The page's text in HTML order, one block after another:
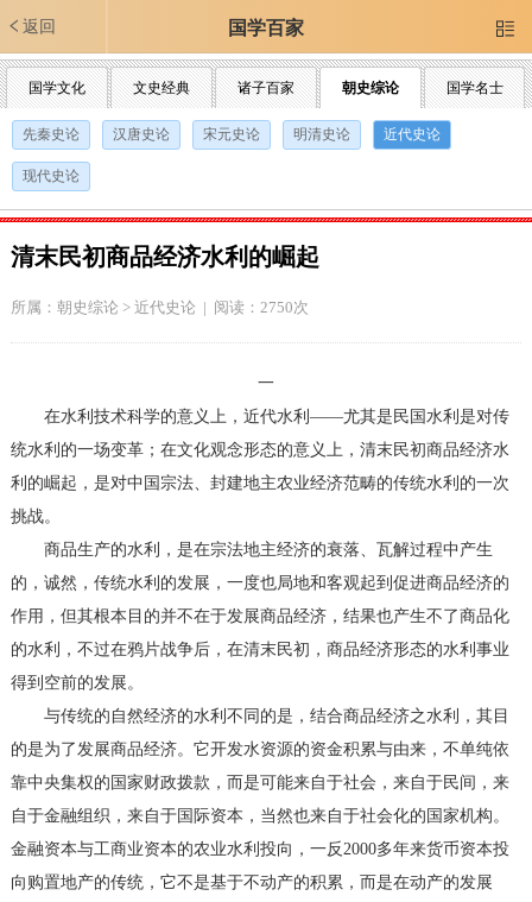
返回 国学百家 
国学文化 文史经典 诸子百家 朝史综论 国学名士
先秦史论 汉唐史论 宋元史论 明清史论 近代史论
现代史论
清末民初商品经济水利的崛起
所属： 朝史综论 > 近代史论 | 阅读：2750次
一
在水利技术科学的意义上，近代水利——尤其是民国水利是对传
统水利的一场变革；在文化观念形态的意义上，清末民初商品经济水
利的崛起，是对中国宗法、封建地主农业经济范畴的传统水利的一次
挑战。
商品生产的水利，是在宗法地主经济的衰落、瓦解过程中产生
的，诚然，传统水利的发展，一度也局地和客观起到促进商品经济的
作用，但其根本目的并不在于发展商品经济，结果也产生不了商品化
的水利，不过在鸦片战争后，在清末民初，商品经济形态的水利事业
得到空前的发展。
与传统的自然经济的水利不同的是，结合商品经济之水利，其目
的是为了发展商品经济。它开发水资源的资金积累与由来，不单纯依
靠中央集权的国家财政拨款，而是可能来自于社会，来自于民间，来
自于金融组织，来自于国际资本，当然也来自于社会化的国家机构。
金融资本与工商业资本的农业水利投向，一反2000多年来货币资本投
向购置地产的传统，它不是基于不动产的积累，而是在动产的发展